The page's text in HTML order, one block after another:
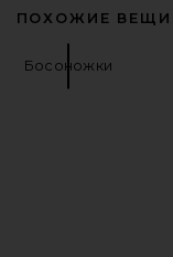
ПОХОЖИЕ ВЕЩИ
Босоножки